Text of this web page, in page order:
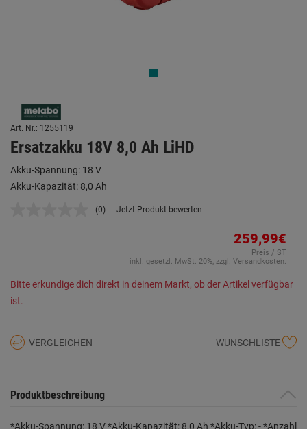
Art. Nr.: 1255119
Ersatzakku 18V 8,0 Ah LiHD
Akku-Spannung: 18 V
Akku-Kapazität: 8,0 Ah
Kein
derselben
(0) Jetzt Produkt bewerten
259,99€
Preis / ST
inkl. gesetzl. MwSt. 20%, zzgl. Versandkosten.
Bitte erkundige dich direkt in deinem Markt, ob der Artikel verfügbar
ist.
VERGLEICHEN WUNSCHLISTE
Produktbeschreibung
*Akku-Spannung: 18 V *Akku-Kapazität: 8,0 Ah *Akku-Typ: - *Anzahl